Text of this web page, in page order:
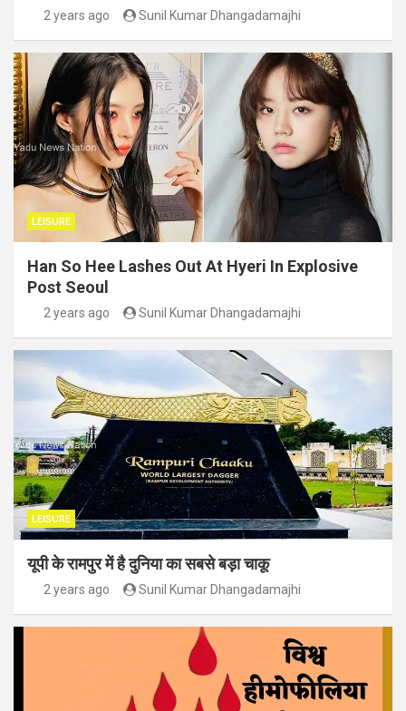
2 years ago Sunil Kumar Dhangadamajhi
LEISURE
Han So Hee Lashes Out At Hyeri In Explosive
Post Seoul
2 years ago Sunil Kumar Dhangadamajhi
LEISURE
यूपी के रामपुर में है दुनिया का सबसे बड़ा चाकू
2 years ago Sunil Kumar Dhangadamajhi